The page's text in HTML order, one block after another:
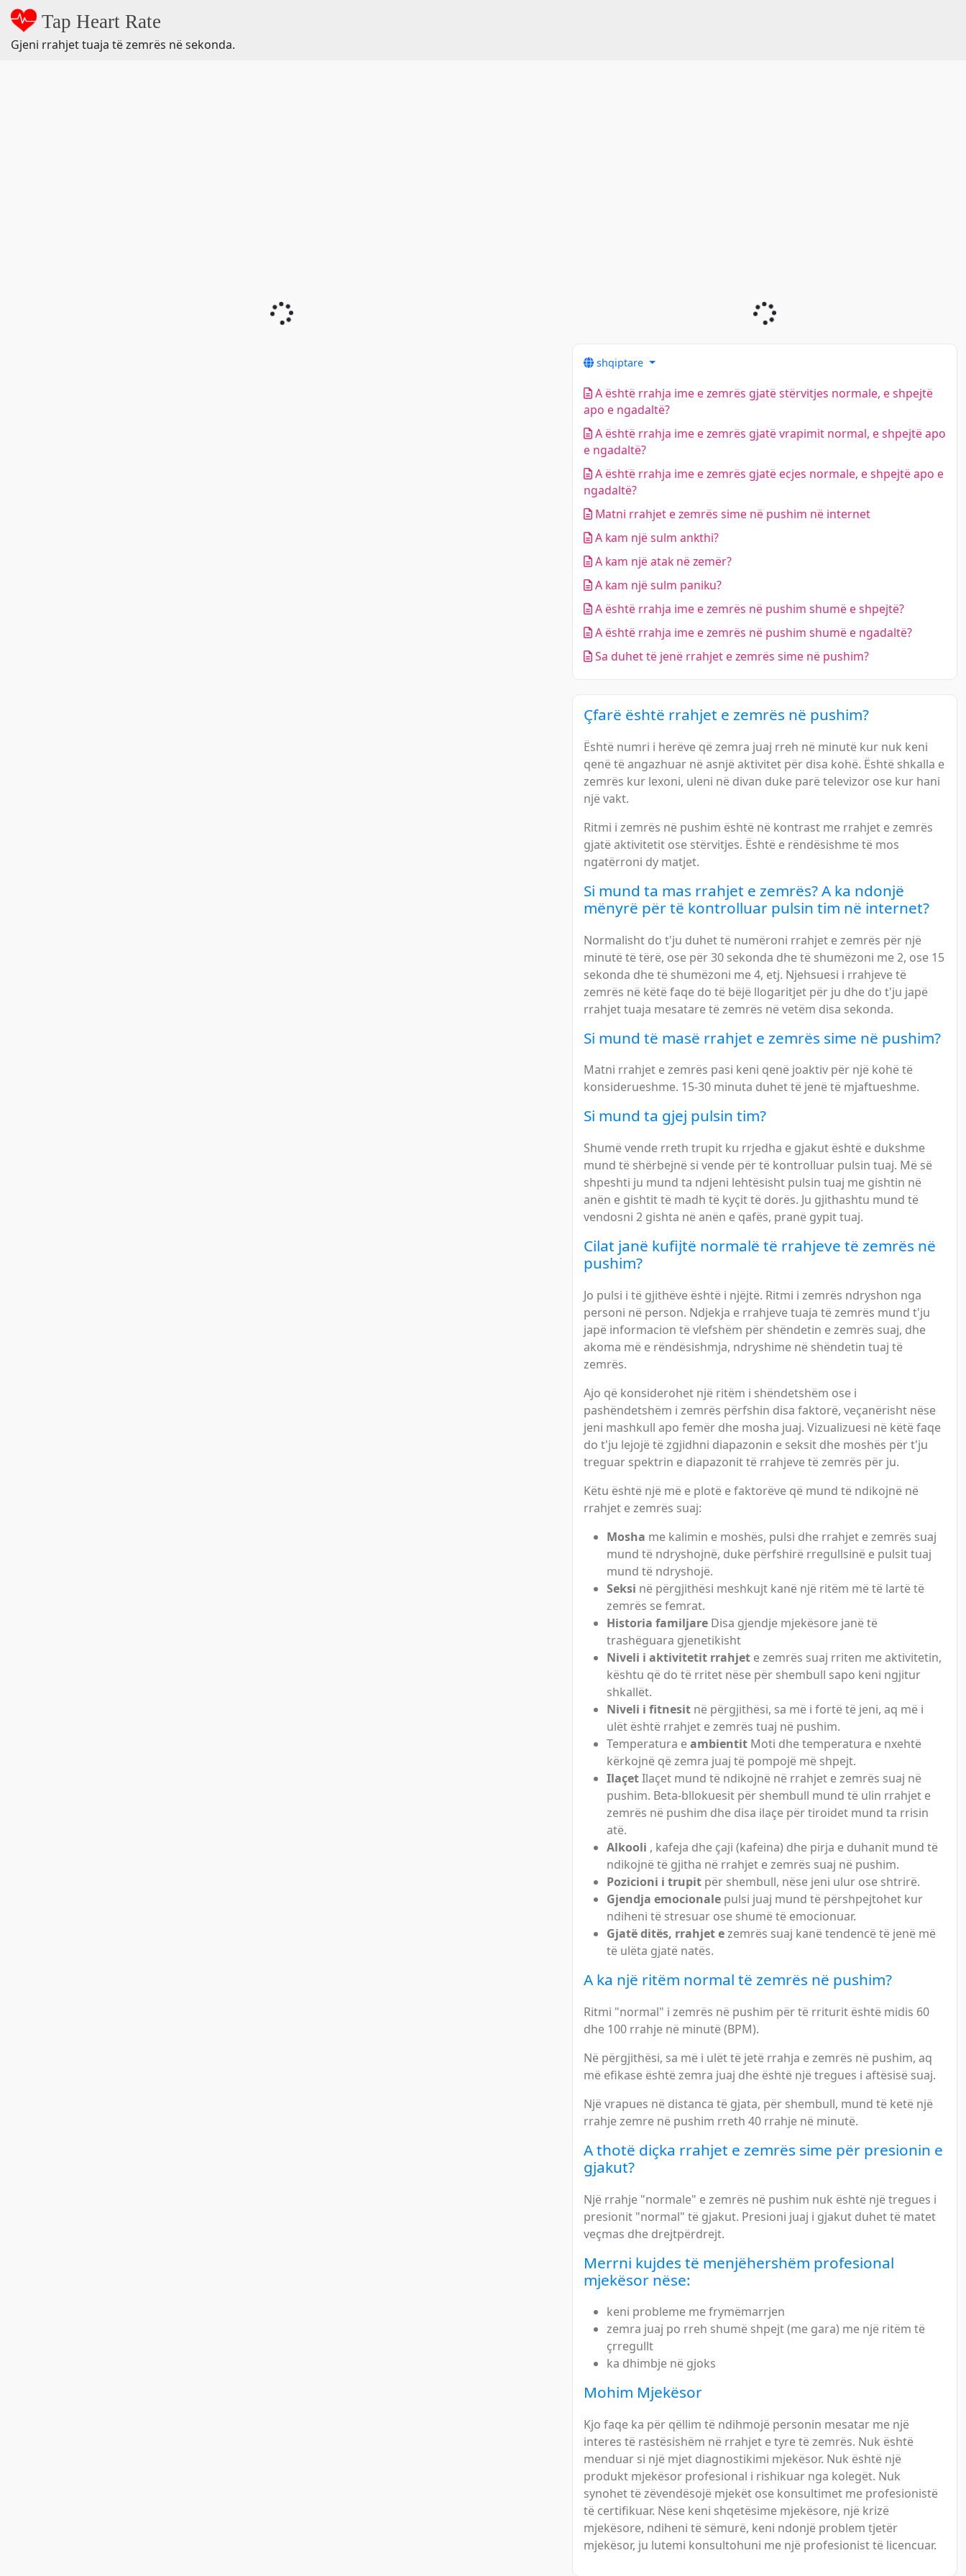
Tap Heart Rate
Gjeni rrahjet tuaja të zemrës në sekonda.
shqiptare
A është rrahja ime e zemrës gjatë stërvitjes normale, e shpejtë
apo e ngadaltë?
A është rrahja ime e zemrës gjatë vrapimit normal, e shpejtë apo
e ngadaltë?
A është rrahja ime e zemrës gjatë ecjes normale, e shpejtë apo e
ngadaltë?
Matni rrahjet e zemrës sime në pushim në internet
A kam një sulm ankthi?
A kam një atak në zemër?
A kam një sulm paniku?
A është rrahja ime e zemrës në pushim shumë e shpejtë?
A është rrahja ime e zemrës në pushim shumë e ngadaltë?
Sa duhet të jenë rrahjet e zemrës sime në pushim?
Çfarë është rrahjet e zemrës në pushim?
Është numri i herëve që zemra juaj rreh në minutë kur nuk keni
qenë të angazhuar në asnjë aktivitet për disa kohë. Është shkalla e
zemrës kur lexoni, uleni në divan duke parë televizor ose kur hani
një vakt.
Ritmi i zemrës në pushim është në kontrast me rrahjet e zemrës
gjatë aktivitetit ose stërvitjes. Është e rëndësishme të mos
ngatërroni dy matjet.
Si mund ta mas rrahjet e zemrës? A ka ndonjë
mënyrë për të kontrolluar pulsin tim në internet?
Normalisht do t'ju duhet të numëroni rrahjet e zemrës për një
minutë të tërë, ose për 30 sekonda dhe të shumëzoni me 2, ose 15
sekonda dhe të shumëzoni me 4, etj. Njehsuesi i rrahjeve të
zemrës në këtë faqe do të bëjë llogaritjet për ju dhe do t'ju japë
rrahjet tuaja mesatare të zemrës në vetëm disa sekonda.
Si mund të masë rrahjet e zemrës sime në pushim?
Matni rrahjet e zemrës pasi keni qenë joaktiv për një kohë të
konsiderueshme. 15-30 minuta duhet të jenë të mjaftueshme.
Si mund ta gjej pulsin tim?
Shumë vende rreth trupit ku rrjedha e gjakut është e dukshme
mund të shërbejnë si vende për të kontrolluar pulsin tuaj. Më së
shpeshti ju mund ta ndjeni lehtësisht pulsin tuaj me gishtin në
anën e gishtit të madh të kyçit të dorës. Ju gjithashtu mund të
vendosni 2 gishta në anën e qafës, pranë gypit tuaj.
Cilat janë kufijtë normalë të rrahjeve të zemrës në
pushim?
Jo pulsi i të gjithëve është i njëjtë. Ritmi i zemrës ndryshon nga
personi në person. Ndjekja e rrahjeve tuaja të zemrës mund t'ju
japë informacion të vlefshëm për shëndetin e zemrës suaj, dhe
akoma më e rëndësishmja, ndryshime në shëndetin tuaj të
zemrës.
Ajo që konsiderohet një ritëm i shëndetshëm ose i
pashëndetshëm i zemrës përfshin disa faktorë, veçanërisht nëse
jeni mashkull apo femër dhe mosha juaj. Vizualizuesi në këtë faqe
do t'ju lejojë të zgjidhni diapazonin e seksit dhe moshës për t'ju
treguar spektrin e diapazonit të rrahjeve të zemrës për ju.
Këtu është një më e plotë e faktorëve që mund të ndikojnë në
rrahjet e zemrës suaj:
Mosha me kalimin e moshës, pulsi dhe rrahjet e zemrës suaj
mund të ndryshojnë, duke përfshirë rregullsinë e pulsit tuaj
mund të ndryshojë.
Seksi në përgjithësi meshkujt kanë një ritëm më të lartë të
zemrës se femrat.
Historia familjare Disa gjendje mjekësore janë të
trashëguara gjenetikisht
Niveli i aktivitetit rrahjet e zemrës suaj rriten me aktivitetin,
kështu që do të rritet nëse për shembull sapo keni ngjitur
shkallët.
Niveli i fitnesit në përgjithësi, sa më i fortë të jeni, aq më i
ulët është rrahjet e zemrës tuaj në pushim.
Temperatura eambientit Moti dhe temperatura e nxehtë
kërkojnë që zemra juaj të pompojë më shpejt.
IlaçetIlaçet mund të ndikojnë në rrahjet e zemrës suaj në
pushim. Beta-bllokuesit për shembull mund të ulin rrahjet e
zemrës në pushim dhe disa ilaçe për tiroidet mund ta rrisin
atë.
Alkooli , kafeja dhe çaji (kafeina) dhe pirja e duhanit mund të
ndikojnë të gjitha në rrahjet e zemrës suaj në pushim.
Pozicioni i trupit për shembull, nëse jeni ulur ose shtrirë.
Gjendja emocionale pulsi juaj mund të përshpejtohet kur
ndiheni të stresuar ose shumë të emocionuar.
Gjatë ditës, rrahjet ezemrës suaj kanë tendencë të jenë më
të ulëta gjatë natës.
A ka një ritëm normal të zemrës në pushim?
Ritmi "normal" i zemrës në pushim për të rriturit është midis 60
dhe 100 rrahje në minutë (BPM).
Në përgjithësi, sa më i ulët të jetë rrahja e zemrës në pushim, aq
më efikase është zemra juaj dhe është një tregues i aftësisë suaj.
Një vrapues në distanca të gjata, për shembull, mund të ketë një
rrahje zemre në pushim rreth 40 rrahje në minutë.
A thotë diçka rrahjet e zemrës sime për presionin e
gjakut?
Një rrahje "normale" e zemrës në pushim nuk është një tregues i
presionit "normal" të gjakut. Presioni juaj i gjakut duhet të matet
veçmas dhe drejtpërdrejt.
Merrni kujdes të menjëhershëm profesional
mjekësor nëse:
keni probleme me frymëmarrjen
zemra juaj po rreh shumë shpejt (me gara) me një ritëm të
çrregullt
ka dhimbje në gjoks
Mohim Mjekësor
Kjo faqe ka për qëllim të ndihmojë personin mesatar me një
interes të rastësishëm në rrahjet e tyre të zemrës. Nuk është
menduar si një mjet diagnostikimi mjekësor. Nuk është një
produkt mjekësor profesional i rishikuar nga kolegët. Nuk
synohet të zëvendësojë mjekët ose konsultimet me profesionistë
të certifikuar. Nëse keni shqetësime mjekësore, një krizë
mjekësore, ndiheni të sëmurë, keni ndonjë problem tjetër
mjekësor, ju lutemi konsultohuni me një profesionist të licencuar.